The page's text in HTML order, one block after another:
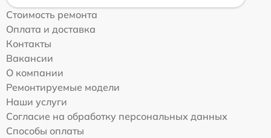
Стоимость ремонта
Оплата и доставка
Контакты
Вакансии
О компании
Ремонтируемые модели
Наши услуги
Согласие на обработку персональных данных
Способы оплаты